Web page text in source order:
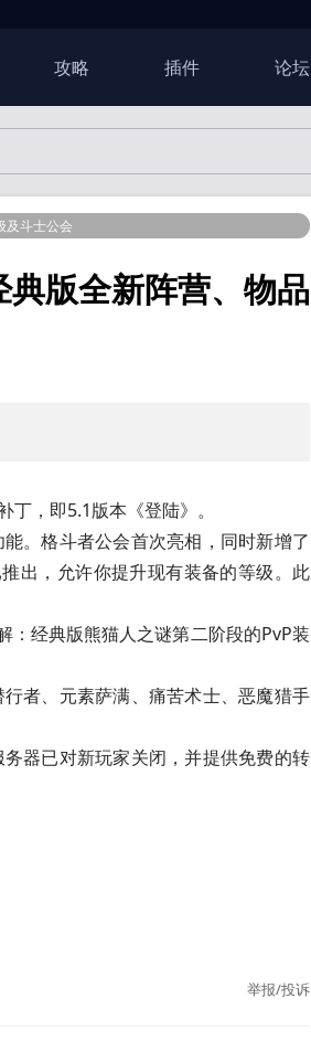
攻略 插件 论坛
及斗士公会
版全新阵营、物品
，即5.1版本《登陆》。
。格斗者公会首次亮相，同时新增了
出，允许你提升现有装备的等级。此
：经典版熊猫人之谜第二阶段的PvP装
者、元素萨满、痛苦术士、恶魔猎手
器已对新玩家关闭，并提供免费的转
举报/投诉